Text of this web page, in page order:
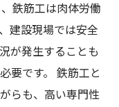
鉄筋工は肉体労働
建設現場では安全
が発生することも
要です。 鉄筋工と
らも、高い専門性